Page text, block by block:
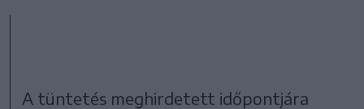
A tüntetés meghirdetett időpontjára